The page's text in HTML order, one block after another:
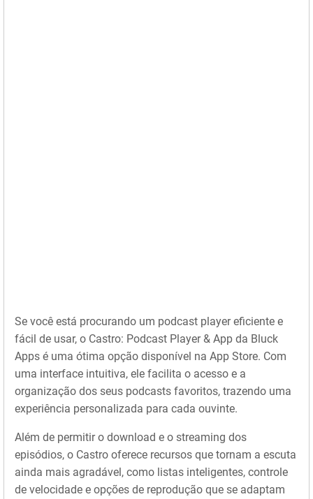
Se você está procurando um podcast player eficiente e
fácil de usar, o Castro: Podcast Player & App da Bluck
Apps é uma ótima opção disponível na App Store. Com
uma interface intuitiva, ele facilita o acesso e a
organização dos seus podcasts favoritos, trazendo uma
experiência personalizada para cada ouvinte.
Além de permitir o download e o streaming dos
episódios, o Castro oferece recursos que tornam a escuta
ainda mais agradável, como listas inteligentes, controle
de velocidade e opções de reprodução que se adaptam